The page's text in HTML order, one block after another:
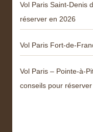
Vol Paris Saint-Denis
réserver en 2026
Vol Paris Fort-de-
Vol Paris – Pointe-à-
conseils pour